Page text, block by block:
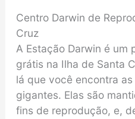
Centro Darwin de
Cruz
A Estação Darwin é um
grátis na Ilha de Santa
lá que você encontra
gigantes. Elas são
fins de reprodução, e,